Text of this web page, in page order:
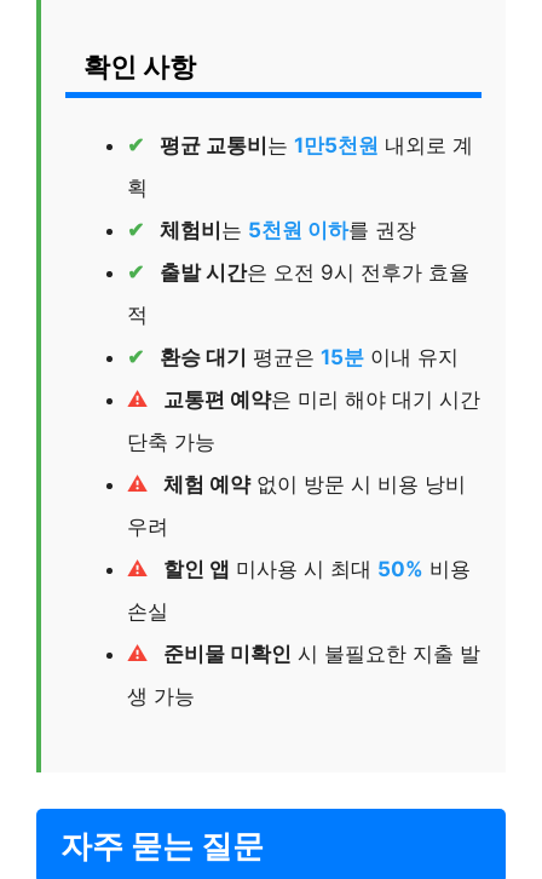
확인 사항
평균 교통비는 1만5천원 내외로 계
획
체험비는 5천원 이하를 권장
출발 시간은 오전 9시 전후가 효율
적
환승 대기 평균은 15분 이내 유지
교통편 예약은 미리 해야 대기 시간
단축 가능
체험 예약없이 방문 시 비용 낭비
우려
할인 앱 미사용 시 최대 50% 비용
손실
준비물 미확인 시 불필요한 지출 발
생 가능
자주 묻는 질문